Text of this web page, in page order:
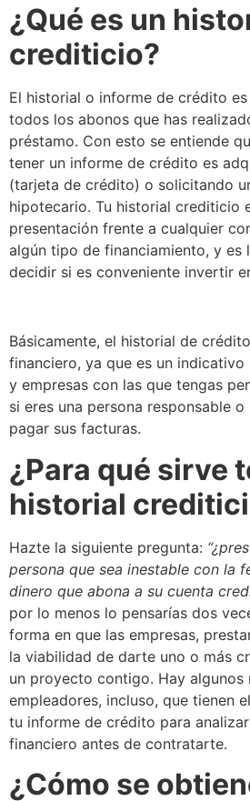
¿Qué es un
crediticio?
El historial o informe de crédito
todos los abonos que has
préstamo. Con esto se entiende
tener un informe de crédito es
(tarjeta de crédito) o solicitando
hipotecario. Tu historial crediticio
presentación frente a cualquier
algún tipo de financiamiento, y es
decidir si es conveniente invertir
Básicamente, el historial de
financiero, ya que es un
y empresas con las que tengas
si eres una persona responsable
pagar sus facturas.
¿Para qué sirve
historial
Hazte la siguiente pregunta:
persona que sea inestable con la
dinero que abona a su cuenta
por lo menos lo pensarías dos
forma en que las empresas,
la viabilidad de darte uno o más
un proyecto contigo. Hay algunos
empleadores, incluso, que tienen
tu informe de crédito para
financiero antes de contratarte.
¿Cómo se